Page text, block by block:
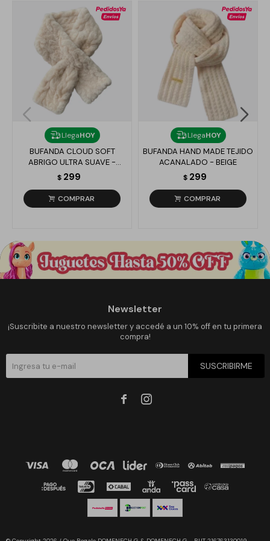
LlegaHOY
BUFANDA CLOUD SOFT
ABRIGO ULTRA SUAVE -
BLANCO
$ 299
LlegaHOY
BUFANDA HAND MADE TEJIDO
ACANALADO - BEIGE
$ 299
Newsletter
¡Suscribite a nuestro newsletter y accedé a un 10% off en tu primera
compra!
SUSCRIBIRME
 